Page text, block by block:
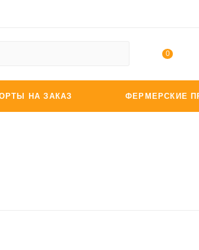
0
НА ЗАКАЗ ФЕРМЕРСКИЕ